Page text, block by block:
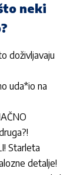
neki
doživljavaju
uda*io na
Starleta
detalje!